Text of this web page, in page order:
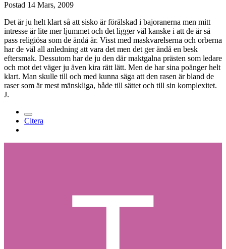
Postad 14 Mars, 2009
Det är ju helt klart så att sisko är förälskad i bajoranerna men mitt
intresse är lite mer ljummet och det ligger väl kanske i att de är så
pass religiösa som de ändå är. Visst med maskvarelserna och orberna
har de väl all anledning att vara det men det ger ändå en besk
eftersmak. Dessutom har de ju den där maktgalna prästen som ledare
och mot det väger ju även kira rätt lätt. Men de har sina poänger helt
klart. Man skulle till och med kunna säga att den rasen är bland de
raser som är mest mänskliga, både till sättet och till sin komplexitet.
J.
Citera